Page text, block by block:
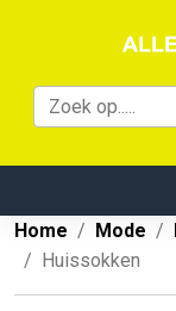
Home
Mode
Huissokken